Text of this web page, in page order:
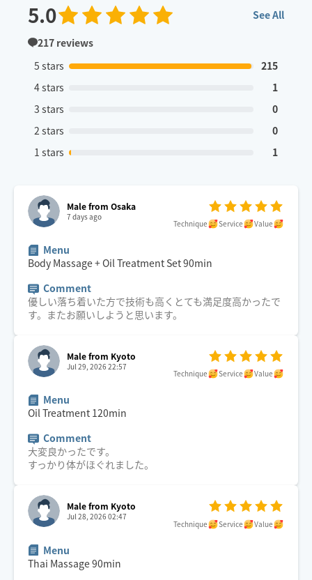
5.0
See All
217 reviews
5 stars
215
4 stars
1
3 stars
0
2 stars
0
1 stars
1
Male from Osaka
7 days ago
Technique Service Value
Menu
Body Massage + Oil Treatment Set90min
Comment
優しい落ち着いた方で技術も高くとても満足度高かったで
す。またお願いしようと思います。
Male from Kyoto
Jul 29, 2026 22:57
Technique Service Value
Menu
Oil Treatment 120min
Comment
大変良かったです。
すっかり体がほぐれました。
Male from Kyoto
Jul 28, 2026 02:47
Technique Service Value
Menu
Thai Massage90min